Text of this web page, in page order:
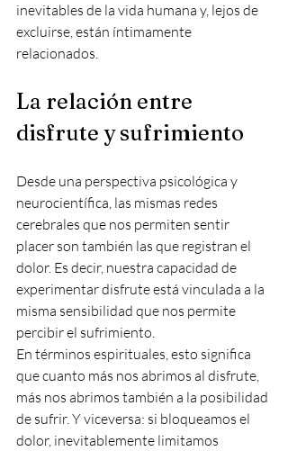
inevitables de la vida humana y, lejos de
excluirse, están íntimamente
relacionados.
La relación entre
disfrute y sufrimiento
Desde una perspectiva psicológica y
neurocientífica, las mismas redes
cerebrales que nos permiten sentir
placer son también las que registran el
dolor. Es decir, nuestra capacidad de
experimentar disfrute está vinculada a la
misma sensibilidad que nos permite
percibir el sufrimiento.
En términos espirituales, esto significa
que cuanto más nos abrimos al disfrute,
más nos abrimos también a la posibilidad
de sufrir. Y viceversa: si bloqueamos el
dolor, inevitablemente limitamos